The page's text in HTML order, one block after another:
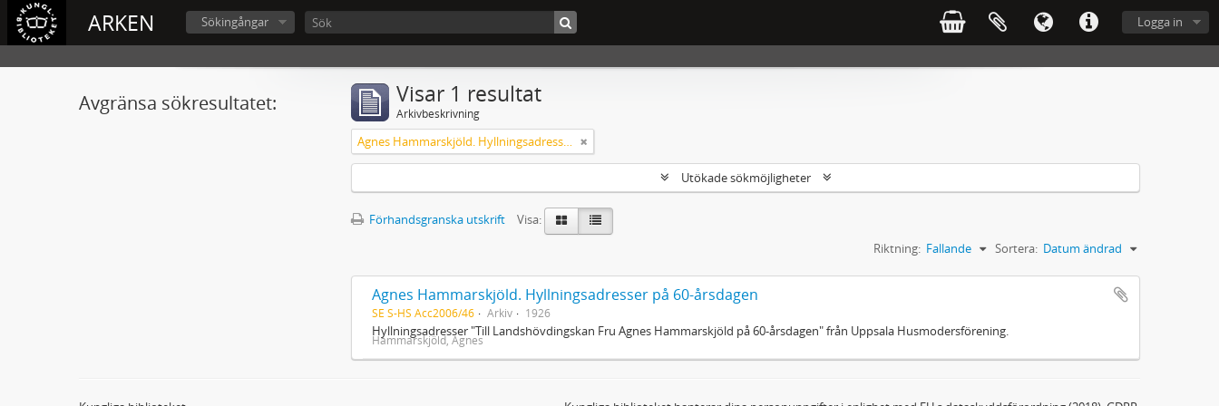
ARKEN Logga in
Sökingångar
Avgränsa sökresultatet: Visar 1 resultat
Arkivbeskrivning
Agnes Hammarskjöld. Hyllningsadresser på 60-årsdagen
Utökade sökmöjligheter
Förhandsgranska utskrift
Visa:
Sortera: Datum ändrad
Riktning: Fallande
Agnes Hammarskjöld. Hyllningsadresser på 60-årsdagen
SE S-HS Acc2006/46 Arkiv 1926
Hyllningsadresser "Till Landshövdingskan Fru Agnes Hammarskjöld på 60-årsdagen" från Uppsala Husmodersförening.
Hammarskjöld, Agnes